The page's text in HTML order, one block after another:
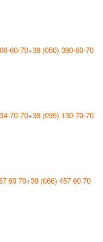
60-70+38 (050) 390-60-70
70-70+38 (095) 130-70-70
60 70+38 (066) 457 60 70